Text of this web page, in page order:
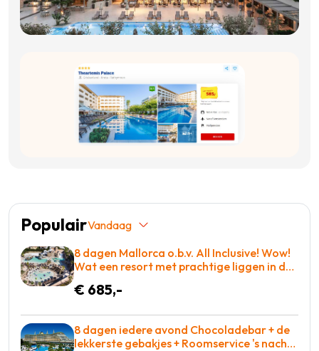
PopulairVandaag
8 dagen Mallorca o.b.v. All Inclusive! Wow!
Wat een resort met prachtige liggen in de
WAUW
€ 685,-
8 dagen iedere avond Chocoladebar + de
lekkerste gebakjes + Roomservice 's nachts